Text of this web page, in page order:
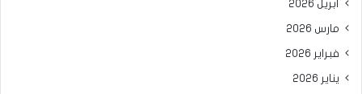
أبريل 2026
مارس 2026
فبراير 2026
يناير 2026